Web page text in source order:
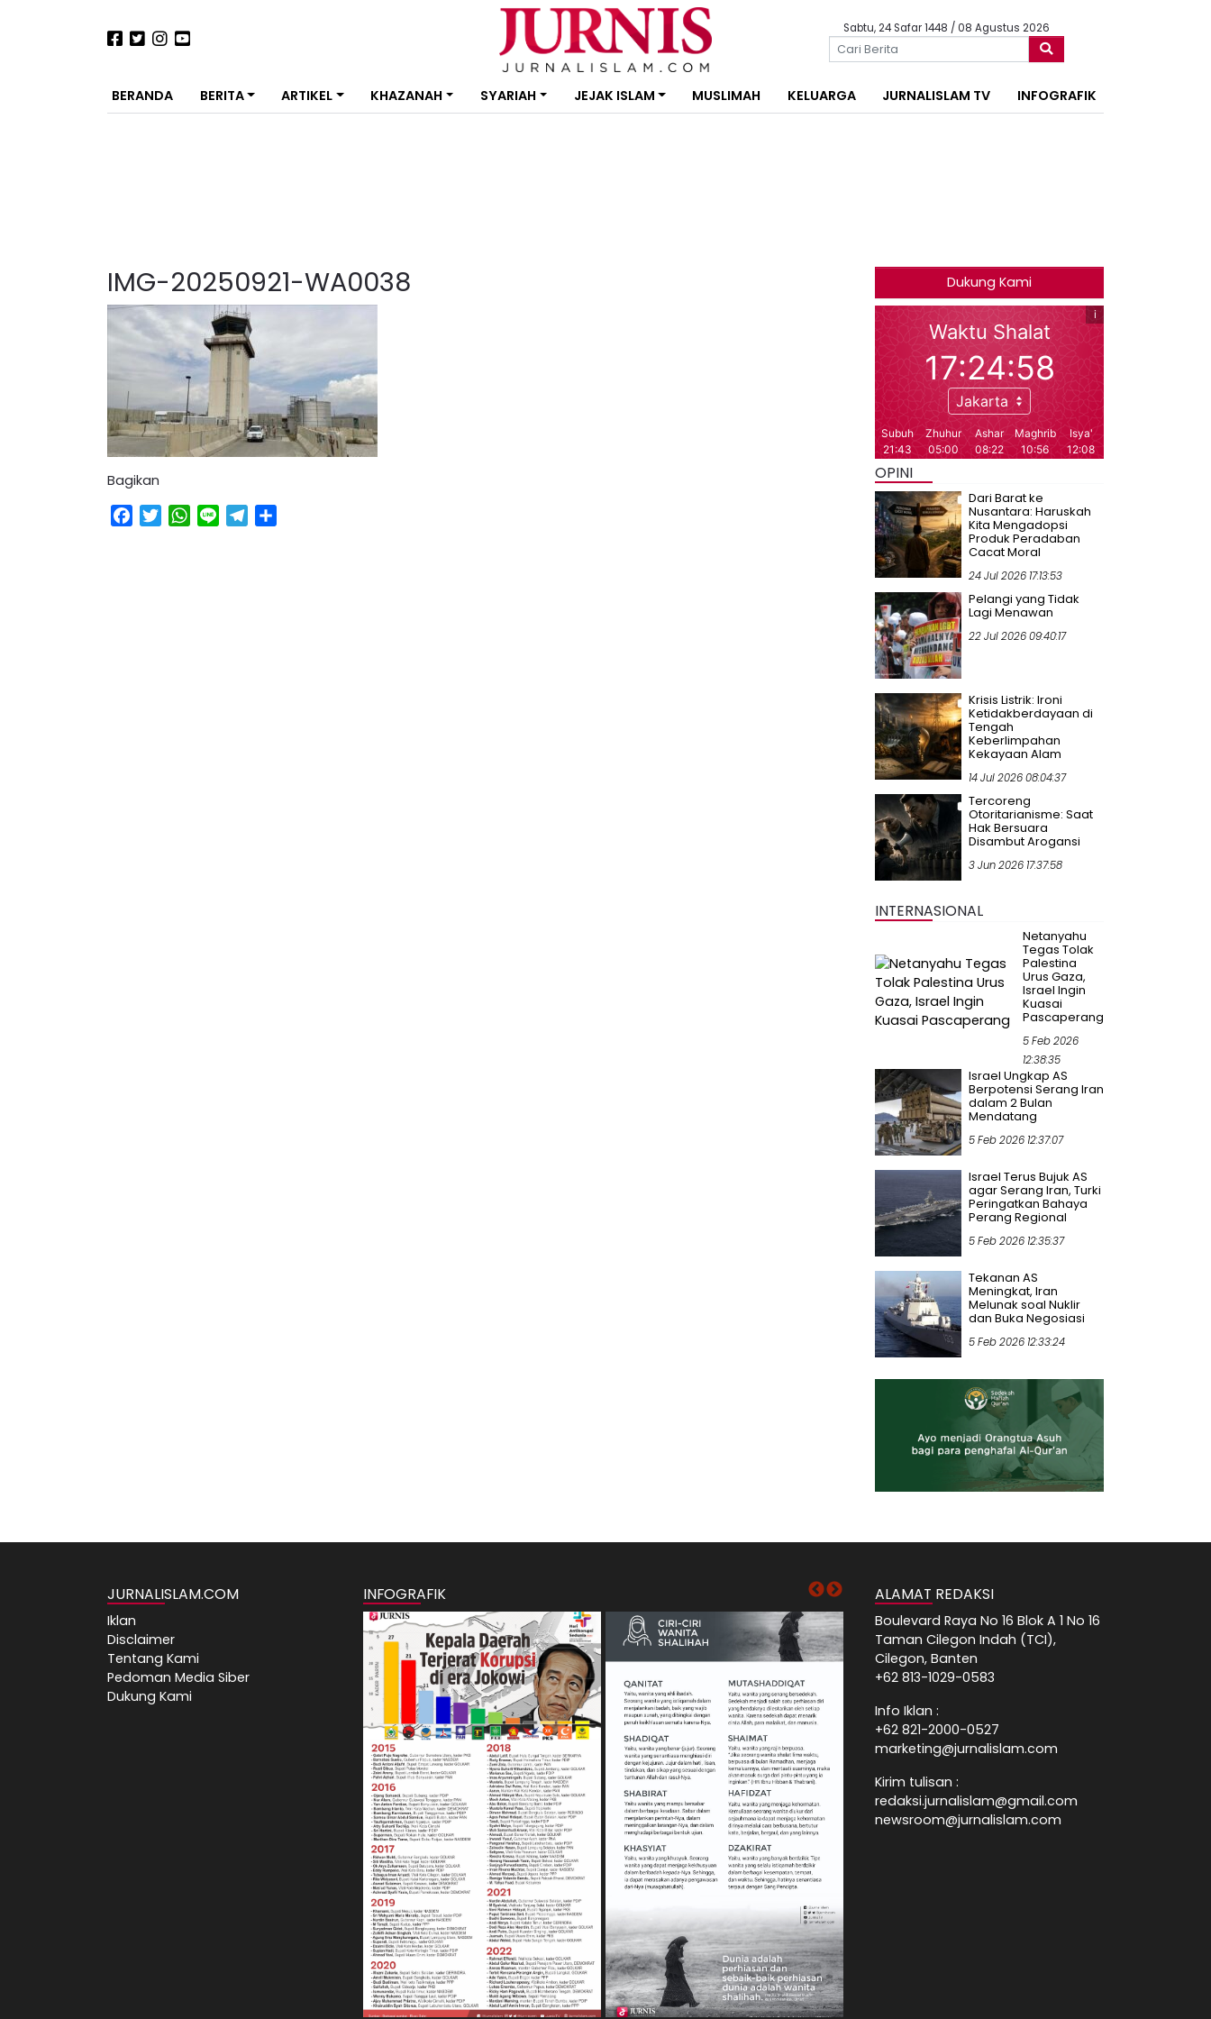
Sabtu, 24 Safar 1448 / 08 Agustus 2026
BERANDA BERITA ARTIKEL KHAZANAH SYARIAH JEJAK ISLAM MUSLIMAH KELUARGA JURNALISLAM TV INFOGRAFIK
IMG-20250921-WA0038
Bagikan
Facebook
TwitterWhatsApp
Line Telegram
Dukung Kami
OPINI
Dari Barat ke
Nusantara: Haruskah
Kita Mengadopsi
Produk Peradaban
Cacat Moral
24 Jul 2026 17:13:53
Pelangi yang Tidak
Lagi Menawan
22 Jul 2026 09:40:17
Krisis Listrik: Ironi
Ketidakberdayaan di
Tengah
Keberlimpahan
Kekayaan Alam
14 Jul 2026 08:04:37
Tercoreng
Otoritarianisme: Saat
Hak Bersuara
Disambut Arogansi
3 Jun 2026 17:37:58
INTERNASIONAL
Netanyahu
Tegas Tolak
Palestina
Urus Gaza,
Israel Ingin
Kuasai
Pascaperang
5 Feb 2026
12:38:35
Israel Ungkap AS
Berpotensi Serang Iran
dalam 2 Bulan
Mendatang
5 Feb 2026 12:37:07
Israel Terus Bujuk AS
agar Serang Iran, Turki
Peringatkan Bahaya
Perang Regional
5 Feb 2026 12:35:37
Tekanan AS
Meningkat, Iran
Melunak soal Nuklir
dan Buka Negosiasi
5 Feb 2026 12:33:24
JURNALISLAM.COM
Iklan
Disclaimer
Tentang Kami
Pedoman Media Siber
Dukung Kami
INFOGRAFIK ALAMAT REDAKSI
Boulevard Raya No 16 Blok A 1 No 16
Taman Cilegon Indah (TCI),
Cilegon, Banten
+62 813-1029-0583
Info Iklan :
+62 821-2000-0527
marketing@jurnalislam.com
Kirim tulisan :
redaksi.jurnalislam@gmail.com
newsroom@jurnalislam.com